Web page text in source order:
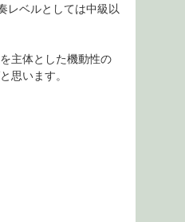
レベルとしては中級以
主体とした機動性の
思います。